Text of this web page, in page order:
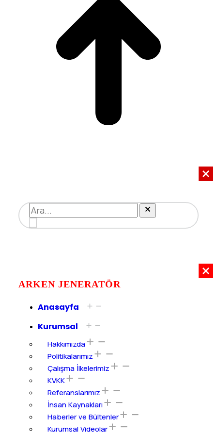
ARKEN JENERATÖR
Anasayfa
Kurumsal
Hakkımızda
Politikalarımız
Çalışma İlkelerimiz
KVKK
Referanslarımız
İnsan Kaynakları
Haberler ve Bültenler
Kurumsal Videolar